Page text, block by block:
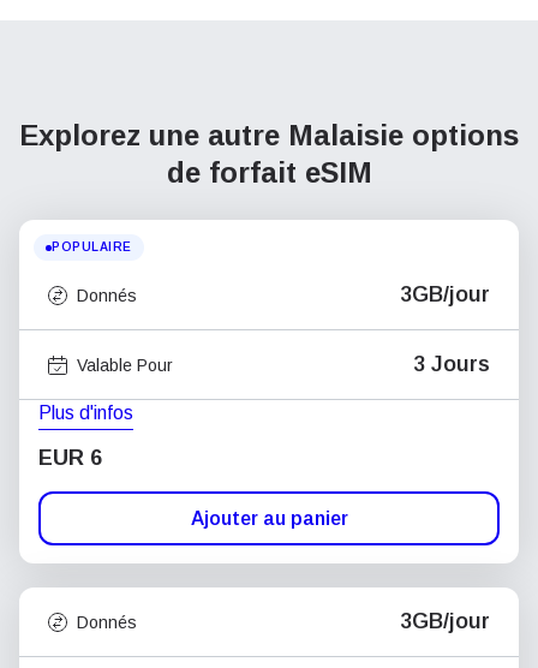
Explorez une autre Malaisie options
de forfait eSIM
POPULAIRE
Donnés 3GB/jour
Valable Pour 3 Jours
Plus d'infos
EUR 6
Ajouter au panier
Donnés 3GB/jour